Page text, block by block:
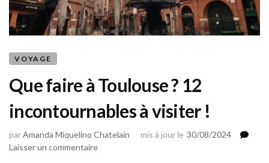
VOYAGE
Que faire à Toulouse ? 12
incontournables à visiter !
parAmanda Miquelino Chatelain mis à jour le 30/08/2024
Laisser un commentairesur